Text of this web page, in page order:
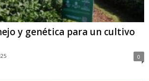
y genética para un cultivo
0